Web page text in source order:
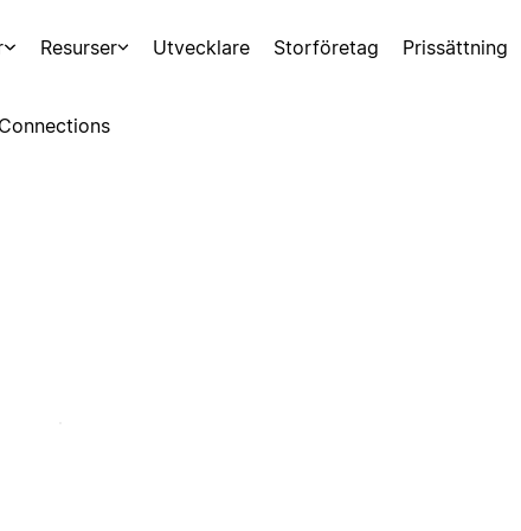
Resurser Utvecklare Storföretag Prissättning